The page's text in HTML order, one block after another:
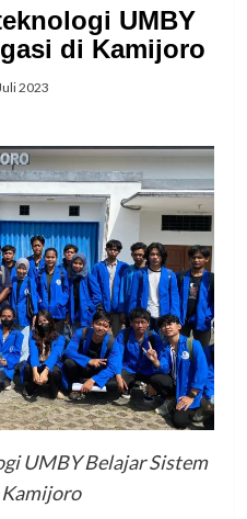
UMBY
di Kamijoro
2023
UMBY Belajar Sistem